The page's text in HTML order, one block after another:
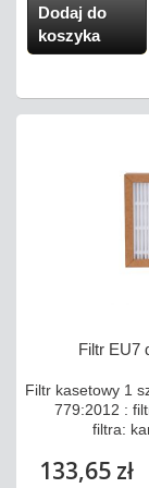
Dodaj do
koszyka
Filtr EU7
Filtr kasetowy 1
779:2012 :
filtra:
133,65 zł